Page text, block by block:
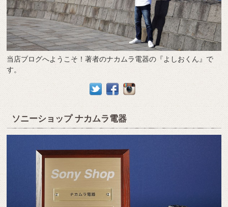
当店ブログへようこそ！著者のナカムラ電器の『よしおくん』で
す。
ソニーショップ ナカムラ電器